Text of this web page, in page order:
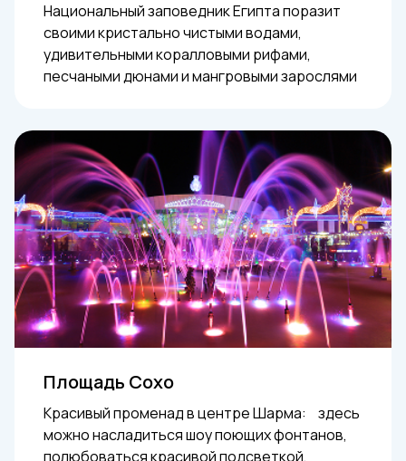
Национальный заповедник Египта поразит
своими кристально чистыми водами,
удивительными коралловыми рифами,
песчаными дюнами и мангровыми зарослями
Площадь Сохо
Красивый променад в центре Шарма: здесь
можно насладиться шоу поющих фонтанов,
полюбоваться красивой подсветкой,